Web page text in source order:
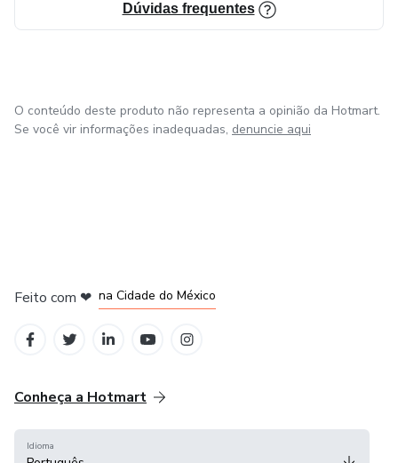
Dúvidas frequentes
O conteúdo deste produto não representa a opinião da Hotmart.
Se você vir informações inadequadas, denuncie aqui
Feito com ❤ na Cidade do México
Conheça a Hotmart
Idioma